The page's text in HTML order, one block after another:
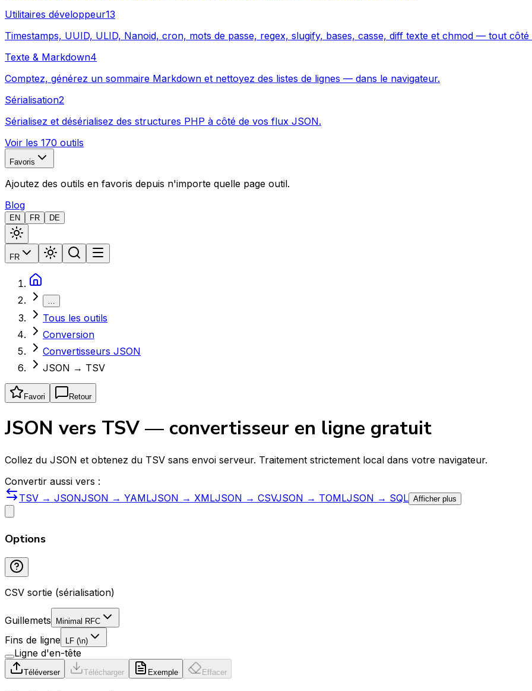
Utilitaires développeur13
Timestamps, UUID, ULID, Nanoid, cron, mots de passe, regex, slugify, bases, casse, diff texte et chmod — tout côté
Texte & Markdown4
Comptez, générez un sommaire Markdown et nettoyez des listes de lignes — dans le navigateur.
Sérialisation2
Sérialisez et désérialisez des structures PHP à côté de vos flux JSON.
Voir les 170 outils
Favoris
Ajoutez des outils en favoris depuis n'importe quelle page outil.
Blog
EN FR DE
FR
…
Tous les outils
Conversion
Convertisseurs JSON
JSON → TSV
Favori Retour
JSON vers TSV — convertisseur en ligne gratuit
Collez du JSON et obtenez du TSV sans envoi serveur. Traitement strictement local dans votre navigateur.
Convertir aussi vers :
TSV → JSONJSON → YAMLJSON → XMLJSON → CSVJSON → TOMLJSON → SQL Afficher plus
Options
CSV sortie (sérialisation)
Guillemets Minimal RFC
Fins de ligne LF (\n)
Ligne d'en-tête
Téléverser Télécharger Exemple Effacer